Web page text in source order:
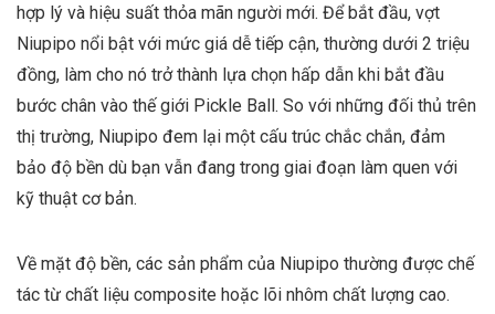
hợp lý và hiệu suất thỏa mãn người mới. Để bắt đầu, vợt
Niupipo nổi bật với mức giá dễ tiếp cận, thường dưới 2 triệu
đồng, làm cho nó trở thành lựa chọn hấp dẫn khi bắt đầu
bước chân vào thế giới Pickle Ball. So với những đối thủ trên
thị trường, Niupipo đem lại một cấu trúc chắc chắn, đảm
bảo độ bền dù bạn vẫn đang trong giai đoạn làm quen với
kỹ thuật cơ bản.
Về mặt độ bền, các sản phẩm của Niupipo thường được chế
tác từ chất liệu composite hoặc lõi nhôm chất lượng cao.